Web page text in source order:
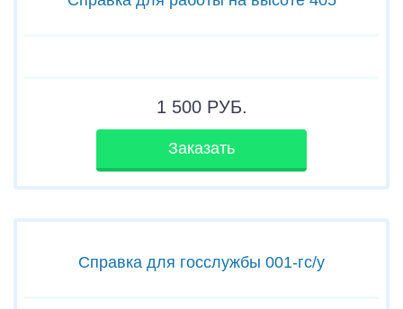
1 500РУБ.
Заказать
Справка для госслужбы 001-гс/у